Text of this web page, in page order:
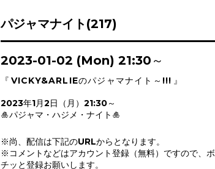
パジャマナイト(217)
2023-01-02 (Mon) 21:30～
『 VICKY&ARLIEのパジャマナイト～!!! 』
2023年1月2日（月）21:30～
🎍パジャマ・ハジメ・ナイト🎍
※尚、配信は下記のURLからとなります。
※コメントなどはアカウント登録（無料）ですので、ボ
チッと登録お願いします。